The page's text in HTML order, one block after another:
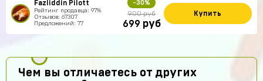
Fazliddin Pilott
Рейтинг продавца: 97%
Отзывов: 67307
Предложений: 77
-30%
900 руб
699 руб
Купить
Чем вы отличаетесь от других